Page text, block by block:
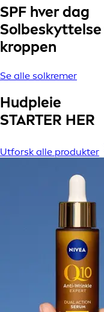
SPF hver dag
kroppen
Se alle solkremer
Hudpleie
STARTER HER
Utforsk alle produkter